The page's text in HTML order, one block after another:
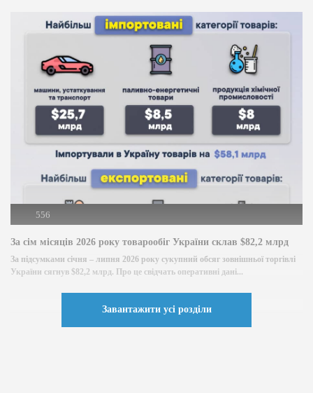
556
За сім місяців 2026 року товарообіг України склав $82,2 млрд
За підсумками січня – липня 2026 року сукупний обсяг зовнішньої торгівлі
України сягнув $82,2 млрд. Про це свідчать оперативні дані...
Завантажити усі розділи